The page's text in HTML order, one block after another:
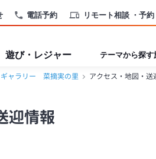
電話予約 リモート相談 ・予約
遊び・レジャー テーマから探す
ギャラリー 菜摘実の里 アクセス・地図・送
迎情報